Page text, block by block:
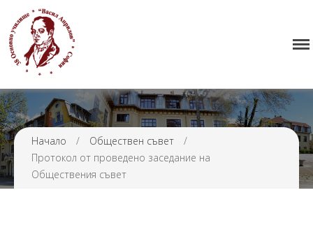
Нормативна уредба
Прием
Проекти и дейности
Седмично разписание
Начало / Обществен съвет
/
Протокол от проведено заседание на
Обществения съвет